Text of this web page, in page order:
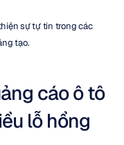
sự tự tin trong các
tạo.
cáo ô tô
lỗ hổng